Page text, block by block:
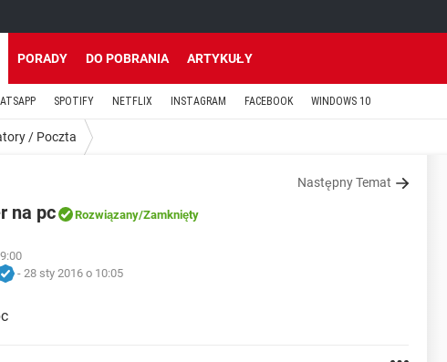
PORADY DO POBRANIA ARTYKUŁY
SPOTIFY NETFLIX INSTAGRAM FACEBOOK WINDOWS 10
/ Poczta
Następny Temat
na pc Rozwiązany/Zamknięty
- 28 sty 2016 o 10:05